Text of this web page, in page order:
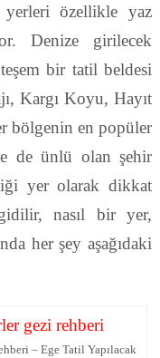
yerleri özellikle yaz
Denize girilecek
bir tatil beldesi
Kargı Koyu, Hayıt
bölgenin en popüler
de ünlü olan şehir
yer olarak dikkat
nasıl bir yer,
her şey aşağıdaki
– Ege Tatil Yapılacak